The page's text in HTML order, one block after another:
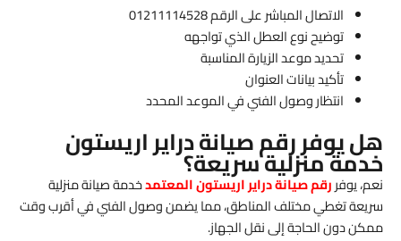
الاتصال المباشر على الرقم 01211114528
توضيح نوع العطل الذي تواجهه
تحديد موعد الزيارة المناسبة
تأكيد بيانات العنوان
انتظار وصول الفني في الموعد المحدد
هل يوفر رقم صيانة دراير اريستون
خدمة منزلية سريعة؟
نعم، يوفررقم صيانة دراير اريستون المعتمدخدمة صيانة منزلية
سريعة تغطي مختلف المناطق، مما يضمن وصول الفني في أقرب وقت
ممكن دون الحاجة إلى نقل الجهاز.